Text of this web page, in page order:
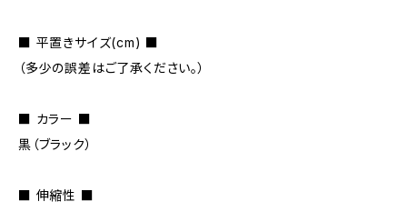
■ 平置きサイズ(cm) ■
（多少の誤差はご了承ください。）
■ カラー ■
黒（ブラック）
■ 伸縮性 ■